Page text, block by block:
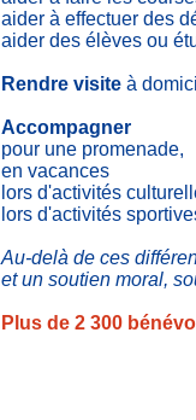
aider à effectuer des
aider des élèves ou
Rendre visite à
Accompagner
pour une promenade,
en vacances
lors d'activités
lors d'activités
Au-delà de ces
et un soutien moral,
Plus de 2 300